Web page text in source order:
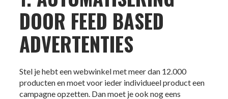
DOOR FEED BASED
ADVERTENTIES
Stel je hebt een webwinkel met meer dan 12.000
producten en moet voor ieder individueel product een
campagne opzetten. Dan moet je ook nog eens